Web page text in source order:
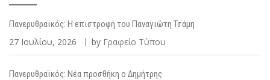
Πανερυθραϊκός: Η επιστροφή του Παναγιώτη Τσάμη
27 Ιουλίου, 2026 by Γραφείο Τύπου
Πανερυθραϊκός: Νέα προσθήκη ο Δημήτρης